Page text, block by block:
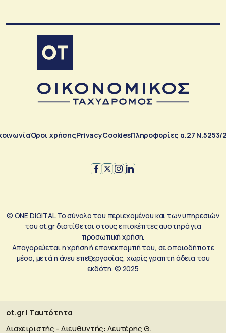
Όροι χρήσηςPrivacyCookiesΠληροφορίες α.27 Ν.5253/
© ONE DIGITAL Το σύνολο του περιεχομένου και των υπηρεσιών
του ot.gr διατίθεται στους επισκέπτες αυστηρά για
προσωπική χρήση.
Απαγορεύεται η χρήση ή επανεκπομπή του, σε οποιοδήποτε
μέσο, μετά ή άνευ επεξεργασίας, χωρίς γραπτή άδεια του
εκδότη. © 2025
ot.gr | Ταυτότητα
Διαχειριστής - Διευθυντής: Λευτέρης Θ.